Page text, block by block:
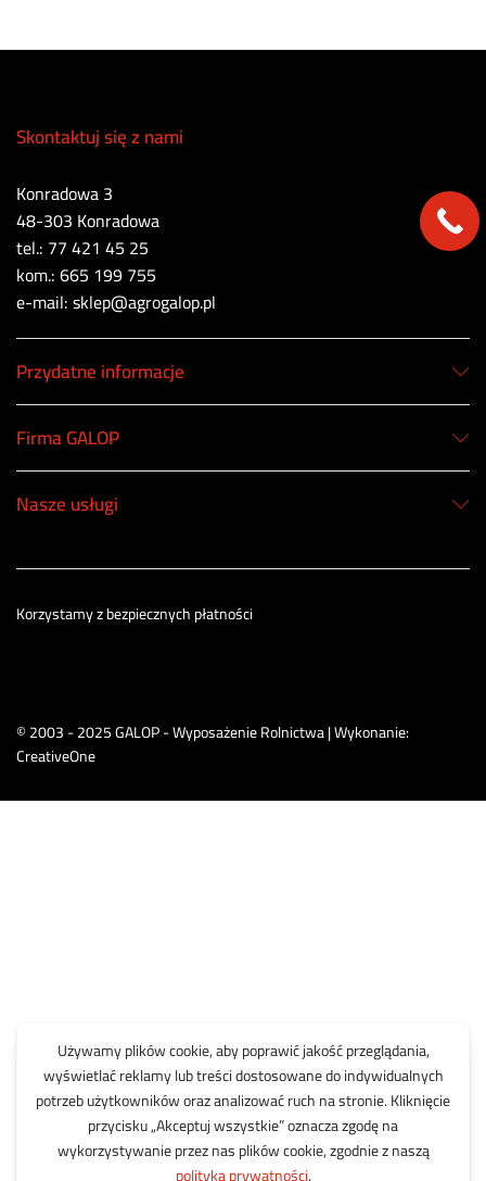
Skontaktuj się z nami
Konradowa 3
48-303 Konradowa
tel.: 77 421 45 25
kom.: 665 199 755
e-mail: sklep@agrogalop.pl
Przydatne informacje
Firma GALOP
Nasze usługi
© 2003 - 2025 GALOP - Wyposażenie Rolnictwa | Wykonanie:
CreativeOne
Korzystamy z bezpiecznych płatności